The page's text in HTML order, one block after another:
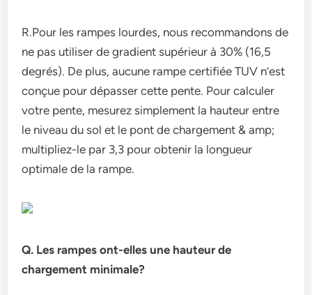
R.Pour les rampes lourdes, nous recommandons de
ne pas utiliser de gradient supérieur à 30% (16,5
degrés). De plus, aucune rampe certifiée TUV n’est
conçue pour dépasser cette pente. Pour calculer
votre pente, mesurez simplement la hauteur entre
le niveau du sol et le pont de chargement & amp;
multipliez-le par 3,3 pour obtenir la longueur
optimale de la rampe.
Q. Les rampes ont-elles une hauteur de
chargement minimale?